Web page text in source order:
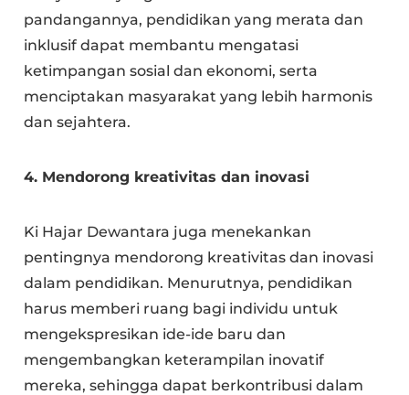
pandangannya, pendidikan yang merata dan
inklusif dapat membantu mengatasi
ketimpangan sosial dan ekonomi, serta
menciptakan masyarakat yang lebih harmonis
dan sejahtera.
4. Mendorong kreativitas dan inovasi
Ki Hajar Dewantara juga menekankan
pentingnya mendorong kreativitas dan inovasi
dalam pendidikan. Menurutnya, pendidikan
harus memberi ruang bagi individu untuk
mengekspresikan ide-ide baru dan
mengembangkan keterampilan inovatif
mereka, sehingga dapat berkontribusi dalam